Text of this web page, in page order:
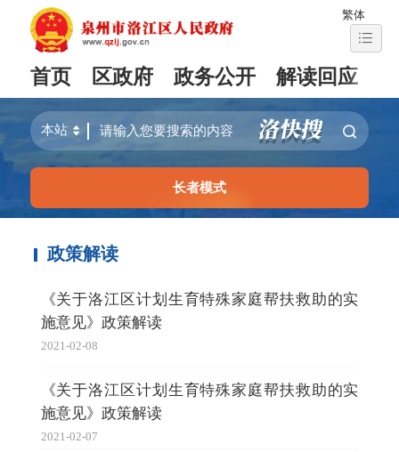
繁体
首页 区政府 政务公开 解读回应
长者模式
政策解读
《关于洛江区计划生育特殊家庭帮扶救助的实
施意见》政策解读
2021-02-08
《关于洛江区计划生育特殊家庭帮扶救助的实
施意见》政策解读
2021-02-07